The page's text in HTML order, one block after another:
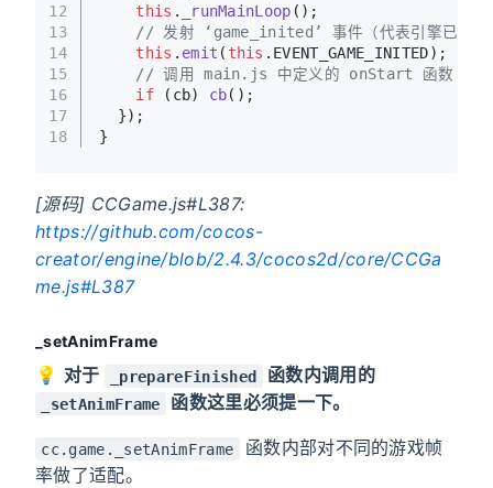
12
13
14
15
16
17
18
this . _runMainLoop ();
// 发射 ‘game_inited’ 事件（代表引擎已初始
this . emit ( this . EVENT_GAME_INITED);
// 调用 main.js 中定义的 onStart 函数
if (cb) cb();
  });
}
[源码] CCGame.js#L387:
https://github.com/cocos-
creator/engine/blob/2.4.3/cocos2d/core/CCGa
me.js#L387
_setAnimFrame
💡 对于 _prepareFinished 函数内调用的
_setAnimFrame 函数这里必须提一下。
cc.game._setAnimFrame
函数内部对不同的游戏帧
率做了适配。